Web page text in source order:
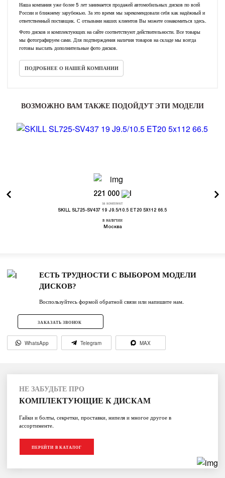
Наша компания уже более 5 лет занимается продажей автомобильных дисков по всей
России и ближнему зарубежью. За это время мы зарекомендовали себя как надёжный и
ответственный поставщик. С отзывами наших клиентов Вы можете ознакомиться здесь.
Фото дисков и комплектующих на сайте соответствуют действительности. Все товары
мы фотографируем сами. Для подтверждения наличия товаров на складе мы всегда
готовы выслать дополнительные фото дисков.
ПОДРОБНЕЕ О НАШЕЙ КОМПАНИИ
ВОЗМОЖНО ВАМ ТАКЖЕ ПОДОЙДУТ ЭТИ МОДЕЛИ
221 000
за комплект
SKILL SL725-SV437 19 J9.5/10.5 ET20 5X112 66.5
в наличии
Москва
ЕСТЬ ТРУДНОСТИ С ВЫБОРОМ МОДЕЛИ
ДИСКОВ?
Воспользуйтесь формой обратной связи или напишите нам.
ЗАКАЗАТЬ ЗВОНОК
WhatsApp Telegram MAX
НЕ ЗАБУДЬТЕ ПРО
КОМПЛЕКТУЮЩИЕ К ДИСКАМ
Гайки и болты, секретки, проставки, нипеля и многое другое в
ассортименте.
ПЕРЕЙТИ В КАТАЛОГ